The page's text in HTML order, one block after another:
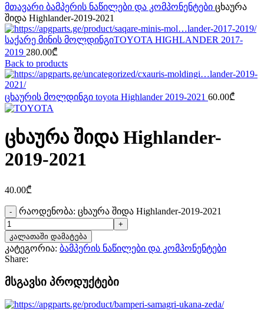
მთავარი ბამპერის ნაწილები და კომპონენტები ცხაურა
შიდა Highlander-2019-2021
საქარე მინის მოლდინგიTOYOTA HIGHLANDER 2017-
2019 280.00₾
Back to products
ცხაურის მოლდინგი toyota Highlander 2019-2021 60.00₾
ცხაურა შიდა Highlander-
2019-2021
40.00₾
რაოდენობა: ცხაურა შიდა Highlander-2019-2021
კალათაში დამატება
კატეგორია: ბამპერის ნაწილები და კომპონენტები
Share:
მსგავსი პროდუქტები